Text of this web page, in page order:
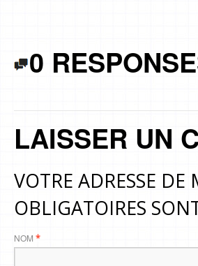
0
LAISSER UN
VOTRE ADRESSE DE
OBLIGATOIRES
NOM *